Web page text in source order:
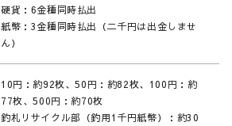
硬貨：6金種同時払出
紙幣：3金種同時払出（二千円は出金しませ
ん）
10円：約92枚、50円：約82枚、100円：約
77枚、500円：約70枚
釣札リサイクル部（釣用1千円紙幣）：約30